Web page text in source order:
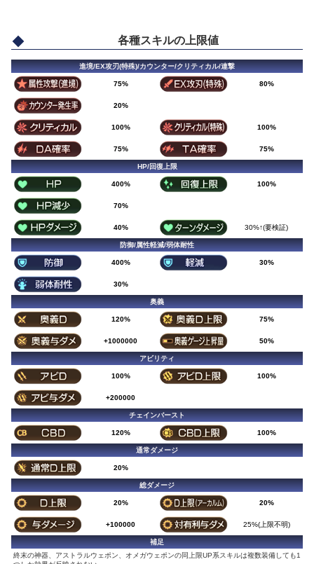
各種スキルの上限値
進境/EX攻刃(特殊)/カウンター/クリティカル/連撃
75% 80%
20%
100% 100%
75% 75%
HP/回復上限
400% 100%
70%
40% 30%↑(要検証)
防御/属性軽減/弱体耐性
400% 30%
30%
奥義
120% 75%
+1000000 50%
アビリティ
100% 100%
+200000
チェインバースト
120% 100%
通常ダメージ
20%
総ダメージ
20% 20%
+100000 25%(上限不明)
補足
終末の神器、アストラルウェポン、オメガウェポンの同上限UP系スキルは複数装備しても1